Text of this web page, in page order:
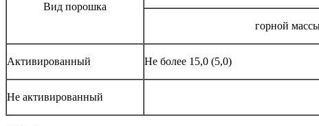
Вид порошка
горной
Активированный Не более 15,0 (5,0)
Не активированный